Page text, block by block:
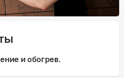
и обогрев.